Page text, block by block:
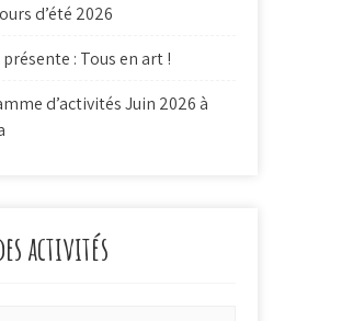
d’été 2026
: Tous en art !
d’activités Juin 2026 à
activités